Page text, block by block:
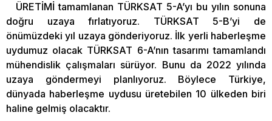
ÜRETİMİ tamamlanan TÜRKSAT 5-A’yı bu yılın sonuna
doğru uzaya fırlatıyoruz. TÜRKSAT 5-B’yi de
önümüzdeki yıl uzaya gönderiyoruz. İlk yerli haberleşme
uydumuz olacak TÜRKSAT 6-A’nın tasarımı tamamlandı
mühendislik çalışmaları sürüyor. Bunu da 2022 yılında
uzaya göndermeyi planlıyoruz. Böylece Türkiye,
dünyada haberleşme uydusu üretebilen 10 ülkeden biri
haline gelmiş olacaktır.